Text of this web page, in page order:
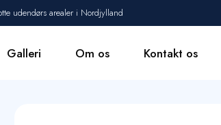
udendørs arealer i Nordjylland
Galleri Om os Kontakt os